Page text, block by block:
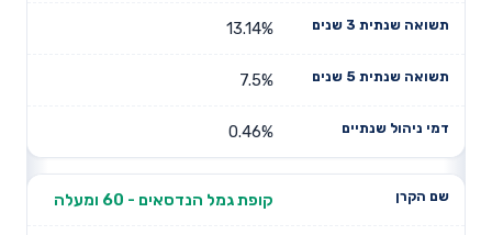
13.14%
7.5%
0.46%
קופת גמל הנדסאים - 60 ומעלה